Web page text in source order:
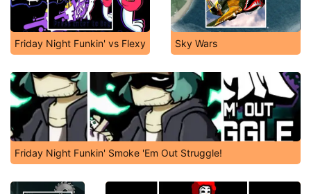
Friday Night Funkin' vs Flexy Sky Wars
Friday Night Funkin' Smoke 'Em Out Struggle!